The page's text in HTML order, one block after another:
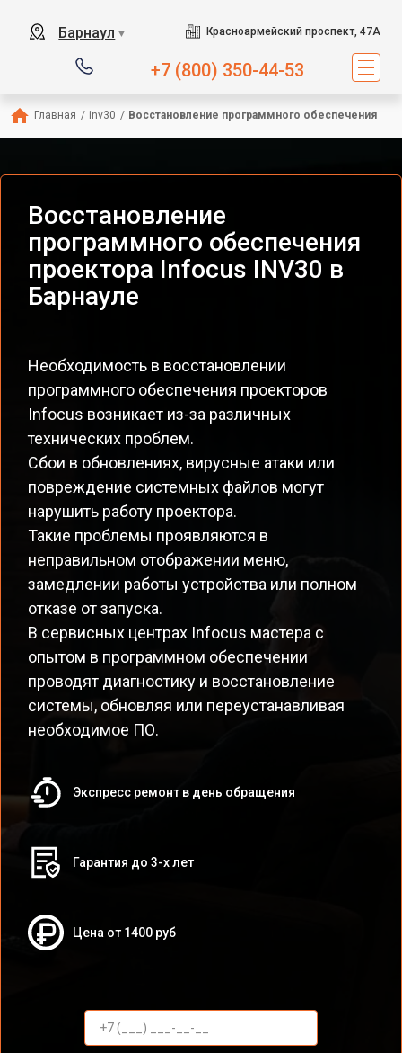
Барнаул ▼ Красноармейский проспект, 47А
+7 (800) 350-44-53
Главная / inv30 / Восстановление программного обеспечения
Восстановление
программного обеспечения
проектора Infocus INV30 в
Барнауле
Необходимость в восстановлении
программного обеспечения проекторов
Infocus возникает из-за различных
технических проблем.
Сбои в обновлениях, вирусные атаки или
повреждение системных файлов могут
нарушить работу проектора.
Такие проблемы проявляются в
неправильном отображении меню,
замедлении работы устройства или полном
отказе от запуска.
В сервисных центрах Infocus мастера с
опытом в программном обеспечении
проводят диагностику и восстановление
системы, обновляя или переустанавливая
необходимое ПО.
Экспресс ремонт в день обращения
Гарантия до 3-х лет
Цена от 1400 руб